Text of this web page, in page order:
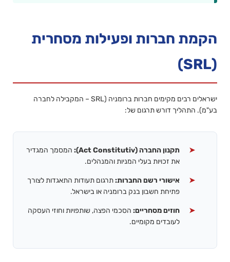
הקמת חברות ופעילות מסחרית
(SRL)
ישראלים רבים מקימים חברות ברומניה (SRL – המקבילה לחברה
בע"מ). התהליך דורש תרגום של:
תקנון החברה (Act Constitutiv):
המסמך המגדיר
את זכויות בעלי המניות והמנהלים.
אישורי רשם החברות:תרגום תעודות התאגדות לצורך
פתיחת חשבון בנק ברומניה או בישראל.
חוזים מסחריים: הסכמי הפצה, שותפויות וחוזי העסקה
לעובדים מקומיים.